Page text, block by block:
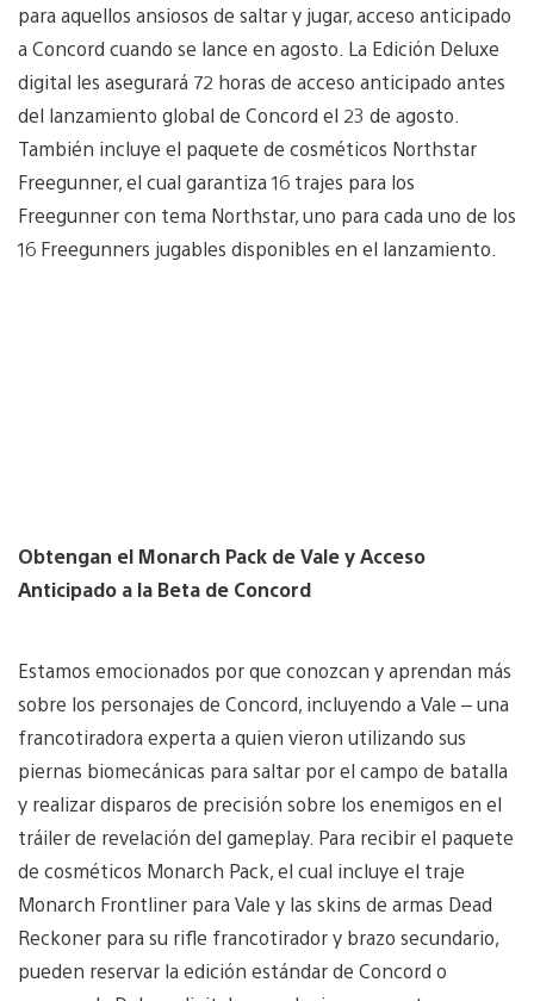
para aquellos ansiosos de saltar y jugar, acceso anticipado
a Concord cuando se lance en agosto. La Edición Deluxe
digital les asegurará 72 horas de acceso anticipado antes
del lanzamiento global de Concord el 23 de agosto.
También incluye el paquete de cosméticos Northstar
Freegunner, el cual garantiza 16 trajes para los
Freegunner con tema Northstar, uno para cada uno de los
16 Freegunners jugables disponibles en el lanzamiento.
Obtengan el Monarch Pack de Vale y Acceso
Anticipado a la Beta de Concord
Estamos emocionados por que conozcan y aprendan más
sobre los personajes de Concord, incluyendo a Vale – una
francotiradora experta a quien vieron utilizando sus
piernas biomecánicas para saltar por el campo de batalla
y realizar disparos de precisión sobre los enemigos en el
tráiler de revelación del gameplay. Para recibir el paquete
de cosméticos Monarch Pack, el cual incluye el traje
Monarch Frontliner para Vale y las skins de armas Dead
Reckoner para su rifle francotirador y brazo secundario,
pueden reservar la edición estándar de Concord o